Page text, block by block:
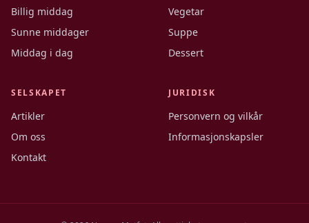
Billig middag
Sunne middager
Middag i dag
Vegetar
Suppe
Dessert
SELSKAPET
Artikler
Om oss
Kontakt
JURIDISK
Personvern og vilkår
Informasjonskapsler